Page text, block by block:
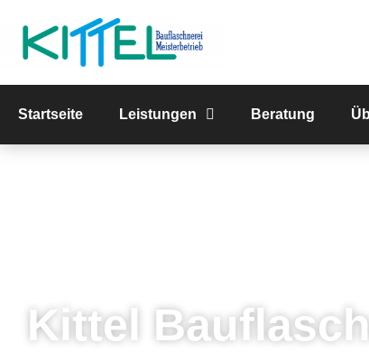
Startseite Leistungen Beratung
Kittel